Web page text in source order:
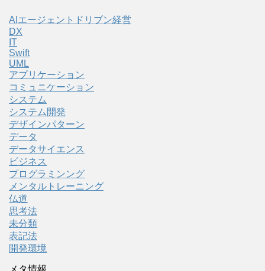
AIエージェントドリブン経営
DX
IT
Swift
UML
アプリケーション
コミュニケーション
システム
システム開発
デザインパターン
データ
データサイエンス
ビジネス
プログラミンング
メンタルトレーニング
仏道
思考法
未分類
表記法
開発環境
メタ情報